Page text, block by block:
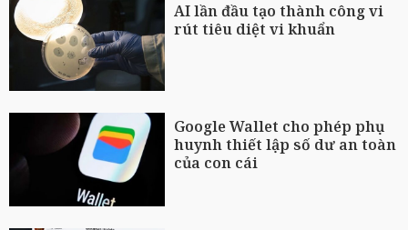
AI lần đầu tạo thành công vi
rút tiêu diệt vi khuẩn
Google Wallet cho phép phụ
huynh thiết lập số dư an toàn
của con cái